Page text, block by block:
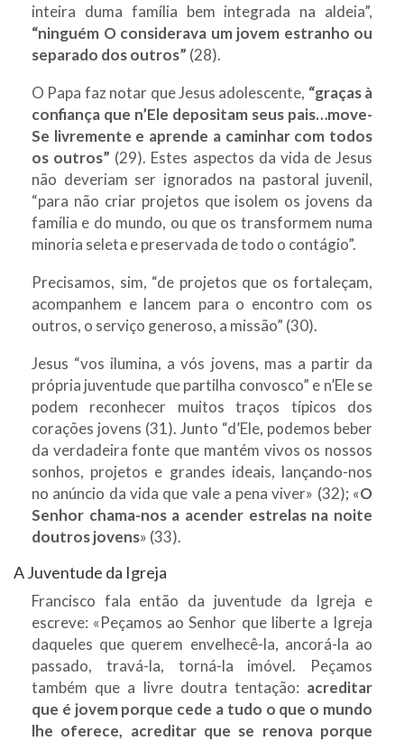
inteira duma família bem integrada na aldeia”,
“ninguém O considerava um jovem estranho ou
separado dos outros” (28).
O Papa faz notar que Jesus adolescente, “graças à
confiança que n’Ele depositam seus pais…move-
Se livremente e aprende a caminhar com todos
os outros” (29). Estes aspectos da vida de Jesus
não deveriam ser ignorados na pastoral juvenil,
“para não criar projetos que isolem os jovens da
família e do mundo, ou que os transformem numa
minoria seleta e preservada de todo o contágio”.
Precisamos, sim, “de projetos que os fortaleçam,
acompanhem e lancem para o encontro com os
outros, o serviço generoso, a missão” (30).
Jesus “vos ilumina, a vós jovens, mas a partir da
própria juventude que partilha convosco” e n’Ele se
podem reconhecer muitos traços típicos dos
corações jovens (31). Junto “d’Ele, podemos beber
da verdadeira fonte que mantém vivos os nossos
sonhos, projetos e grandes ideais, lançando-nos
no anúncio da vida que vale a pena viver» (32); «O
Senhor chama-nos a acender estrelas na noite
doutros jovens» (33).
A Juventude da Igreja
Francisco fala então da juventude da Igreja e
escreve: «Peçamos ao Senhor que liberte a Igreja
daqueles que querem envelhecê-la, ancorá-la ao
passado, travá-la, torná-la imóvel. Peçamos
também que a livre doutra tentação: acreditar
que é jovem porque cede a tudo o que o mundo
lhe oferece, acreditar que se renova porque